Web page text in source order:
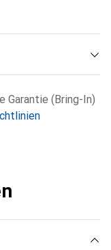
Garantie (Bring-In)